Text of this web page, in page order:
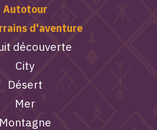
Autotour
d'aventure
découverte
City
Désert
Mer
Montagne